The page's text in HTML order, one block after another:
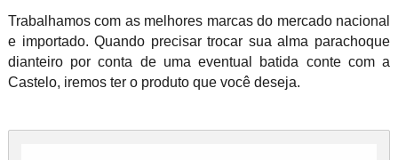
Trabalhamos com as melhores marcas do mercado nacional
e importado. Quando precisar trocar sua alma parachoque
dianteiro por conta de uma eventual batida conte com a
Castelo, iremos ter o produto que você deseja.